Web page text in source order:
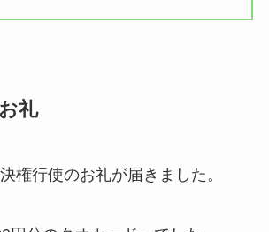
礼
権行使のお礼が届きました。